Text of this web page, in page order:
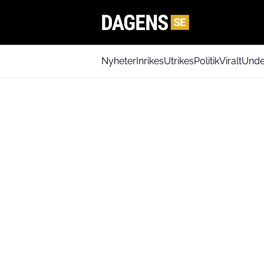
NyheterInrikesUtrikesPolitikViralt